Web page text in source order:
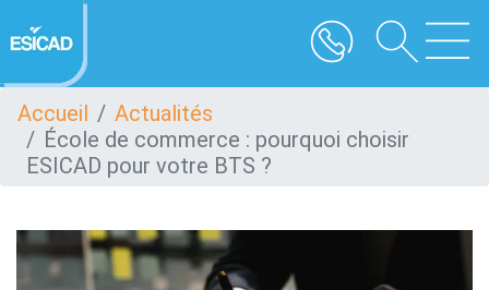
au
contenu
Accueil
Actualités
École de commerce : pourquoi choisir
ESICAD pour votre BTS ?